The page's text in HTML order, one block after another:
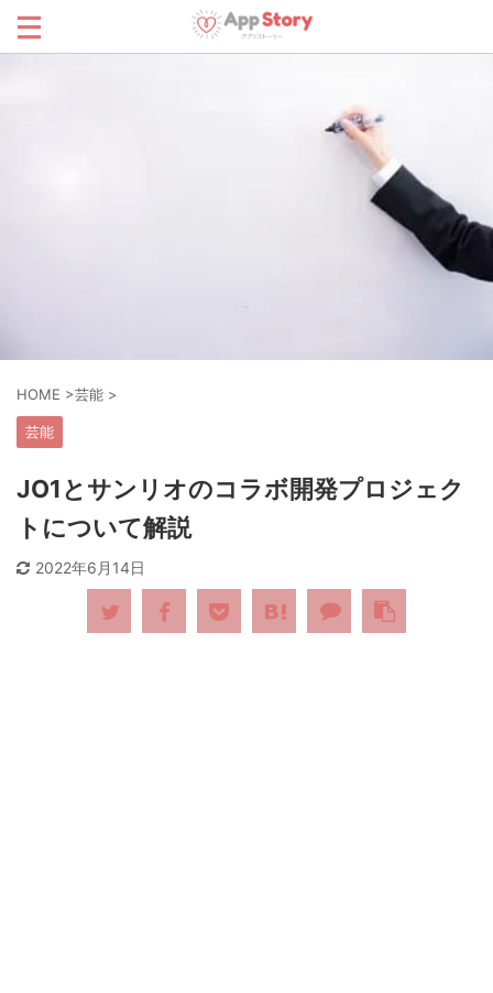
HOME >芸能 >
芸能
JO1とサンリオのコラボ開発プロジェク
トについて解説
2022年6月14日